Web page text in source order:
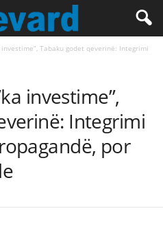
investime”, Tabaku godet qeverinë: Integrimi
investime”,
Integrimi
por